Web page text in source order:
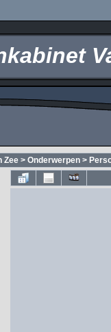
Zee > Onderwerpen >